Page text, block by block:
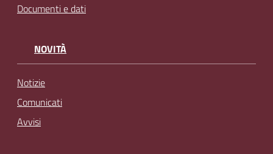
Documenti e dati
NOVITÀ
Notizie
Comunicati
Avvisi